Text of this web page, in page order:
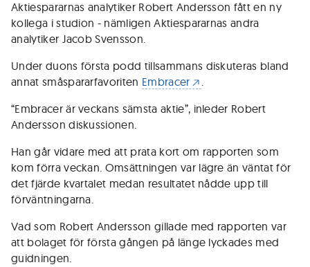
Aktiespararnas analytiker Robert Andersson fått en ny
kollega i studion - nämligen Aktiespararnas andra
analytiker Jacob Svensson.
Under duons första podd tillsammans diskuteras bland
annat småspararfavoriten Embracer
.
“Embracer är veckans sämsta aktie”, inleder Robert
Andersson diskussionen.
Han går vidare med att prata kort om rapporten som
kom förra veckan. Omsättningen var lägre än väntat för
det fjärde kvartalet medan resultatet nådde upp till
förväntningarna.
Vad som Robert Andersson gillade med rapporten var
att bolaget för första gången på länge lyckades med
guidningen.